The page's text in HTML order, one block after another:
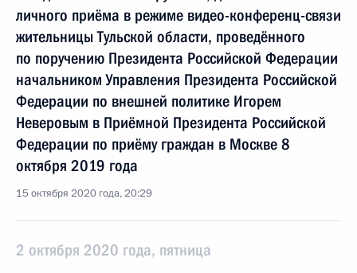
личного приёма в режиме видео-конференц-связи
жительницы Тульской области, проведённого
по поручению Президента Российской Федерации
начальником Управления Президента Российской
Федерации по внешней политике Игорем
Неверовым в Приёмной Президента Российской
Федерации по приёму граждан в Москве 8
октября 2019 года
15 октября 2020 года, 20:29
2 октября 2020 года, пятница